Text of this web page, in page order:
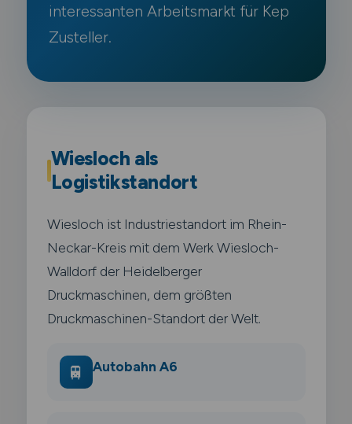
interessanten Arbeitsmarkt für Kep
Zusteller.
Wiesloch als
Logistikstandort
Wiesloch ist Industriestandort im Rhein-
Neckar-Kreis mit dem Werk Wiesloch-
Walldorf der Heidelberger
Druckmaschinen, dem größten
Druckmaschinen-Standort der Welt.
🚆 Autobahn A6